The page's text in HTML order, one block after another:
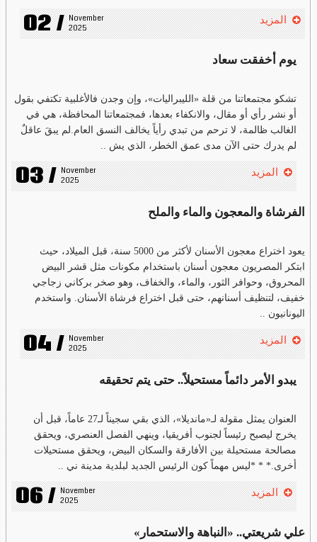
02 / November
2025
المزيد
يوم أخفقت سعاد
تشكو مجتمعاتنا من قلة «الليبراليات»، وإن وجدن فالأغلبية تكتفي بقول
أو نشر رأي أو مقال، والانكفاء بعدها، فمجتمعاتنا المحافظة، هي في
الغالب ظالمة، لا ترحم من تبدي رأياً يخالف النسق العام.لم يبقَ عاقلٌ
لم يدرك حتى الآن مدى عمق الخطر، الذي يش ..
03 / November
2025
المزيد
الفرشاة والمعجون والماء والملح
يعود اختراع معجون الأسنان لأكثر من 5000 سنة، قبل الميلاد، حيث
ابتكر المصريون معجون أسنان باستخدام مكونات مثل قشر البيض
المحروق، وحوافر الثور، والماء، والخفاف، وهو صخر بركاني زجاجي
خفيف، لتنظيف أسنانهم، حتى قبل اختراع فرشاة الأسنان. واستخدم
اليونانيون ..
04 / November
2025
المزيد
يبدو الأمر دائماً مستحيلاً.. حتى يتم تحقيقه
العنوان يمثل مقولة لـ«مانديلا»، الذي بقي سجيناً لـ27 عاماً، قبل أن
يخرج ليصبح رئيساً لجنوب أفريقيا، وينهي الفصل العنصري، ويحقق
مصالحة مستحيلة بين الأفارقة والسكان البيض، ويحقق مستحيلات
أخرى.* * *ليس مهماً كون الرئيس الجديد لبلدية مدينة ني ..
06 / November
2025
المزيد
علي شريعتي.. «النباهة والاستحمار»